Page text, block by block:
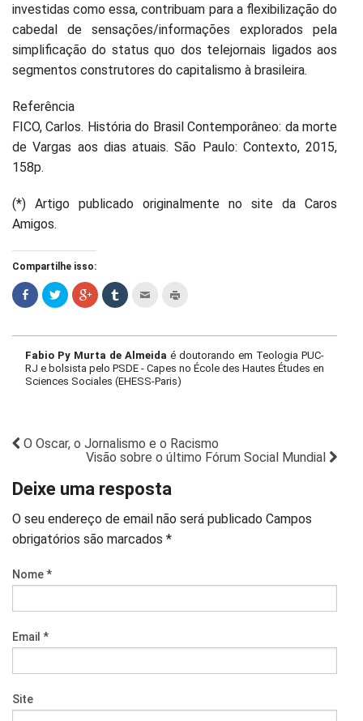
investidas como essa, contribuam para a flexibilização do
cabedal de sensações/informações explorados pela
simplificação do status quo dos telejornais ligados aos
segmentos construtores do capitalismo à brasileira.
Referência
FICO, Carlos. História do Brasil Contemporâneo: da morte
de Vargas aos dias atuais. São Paulo: Contexto, 2015,
158p.
(*) Artigo publicado originalmente no site da Caros
Amigos.
Compartilhe isso:
Fabio Py Murta de Almeida é doutorando em Teologia PUC-
RJ e bolsista pelo PSDE - Capes no École des Hautes Études en
Sciences Sociales (EHESS-Paris)
O Oscar, o Jornalismo e o Racismo
Visão sobre o último Fórum Social Mundial
Deixe uma resposta
O seu endereço de email não será publicado Campos
obrigatórios são marcados *
Nome*
Email *
Site